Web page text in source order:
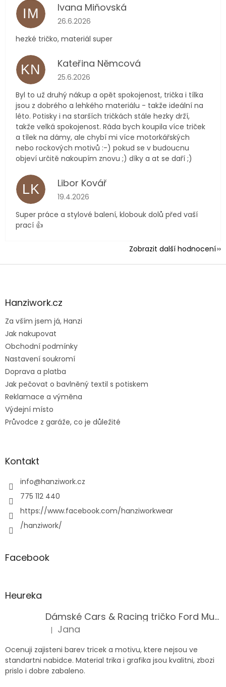
IM Ivana Miňovská
Hodnocení obchodu je 5 z 5 hvězdiček.
26.6.2026
hezké tričko, materiál super
KN Kateřina Němcová
Hodnocení obchodu je 5 z 5 hvězdiček.
25.6.2026
Byl to už druhý nákup a opět spokojenost, trička i tílka
jsou z dobrého a lehkého materiálu - takže ideální na
léto. Potisky i na starších tričkách stále hezky drží,
takže velká spokojenost. Ráda bych koupila více triček
a tílek na dámy, ale chybí mi více motorkářských
nebo rockových motivů :-) pokud se v budoucnu
objeví určitě nakoupím znovu ;) díky a at se daří ;)
LK Libor Kovář
Hodnocení obchodu je 5 z 5 hvězdiček.
19.4.2026
Super práce a stylové balení, klobouk dolů před vaší
prací 👍
Zobrazit další hodnocení
Z
aHanziwork.cz
Za vším jsem já, Hanzi
Jak nakupovat
Obchodní podmínky
Nastavení soukromí
Doprava a platba
Jak pečovat o bavlněný textil s potiskem
Reklamace a výměna
Výdejní místo
Průvodce z garáže, co je důležité
Kontakt
info@hanziwork.cz
775 112 440
https://www.facebook.com/hanziworkwear
/hanziwork/
Facebook
Heureka
Dámské Cars & Racing tričko Ford Mustang 5. generace
Hodnocení produktu je 5 z 5 hvězdiček.
| Jana
Ocenuji zajisteni barev tricek a motivu, ktere nejsou ve
standartni nabidce. Material trika i grafika jsou kvalitni, zbozi
prislo i dobre zabaleno.